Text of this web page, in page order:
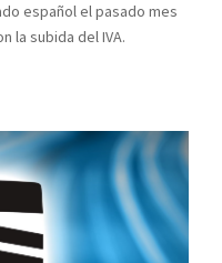
español el pasado mes
la subida del IVA.